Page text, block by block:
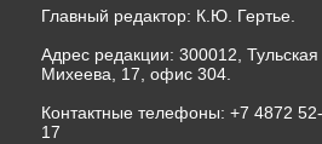
Главный редактор: К.Ю. Гертье.
Адрес редакции: 300012, Тульская
Михеева, 17, офис 304.
Контактные телефоны: +7 4872
17